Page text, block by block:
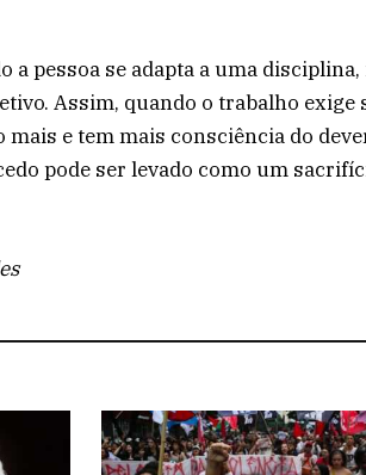
a pessoa se adapta a uma
Assim, quando o trabalho exige
e tem mais consciência do
pode ser levado como um